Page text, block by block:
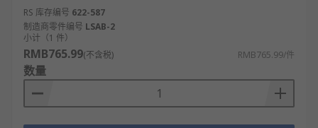
RS 库存编号 622-587
制造商零件编号 LSAB-2
小计（1 件）
RMB765.99(不含税) RMB765.99/件
数量